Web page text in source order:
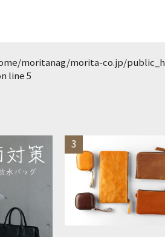
TRAVEL
moritanag/morita-co.jp/
line5
3